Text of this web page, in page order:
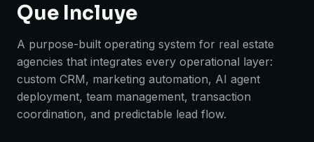
Que Incluye
A purpose-built operating system for real estate
agencies that integrates every operational layer:
custom CRM, marketing automation, AI agent
deployment, team management, transaction
coordination, and predictable lead flow.